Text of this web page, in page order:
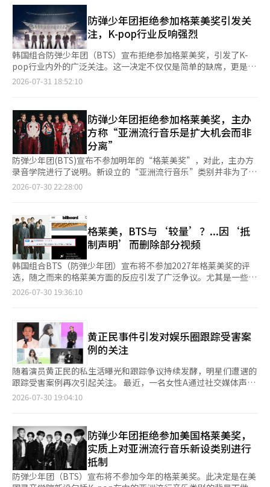
的联合主唱仅约两周。根据2019年5月举行的《BTS世界巡演《爱
自己：说出你的心声》（BTS WORLD TOUR 'LOVE YOURSELF:
SPEAK YOURSELF'）》，这是约7年2个月以来再次在梅特莱夫体
育场演出。 演出早已售罄，吸引了约15.7万名观众到场。两周前，
梅特莱夫体育场被全球足球迷的欢呼声填满，而这次则被防弹少年
团的应援棒“ARMY BOMB”的海洋所渲染。 现场聚集了不同年龄
和国籍的观众。观众们穿着重新诠释的韩服，利用正规第五张专辑
《阿里郎（ARIRANG）》的主色调红色进行时尚搭配，甚至有向
们跟随韩语歌词与防弹少年团互动。尤其是当《阿里郎》中的歌曲
《外星人（Aliens）》的前奏响起时，欢呼声更是高涨，而在主打
歌《游泳（SWIM）》中则出现了大规模的合唱。成员们将麦克风
递给观众，与他们共同感受。 作为此次世界巡演的标志性场景，
韩国民谣《阿里郎》的合唱也随之展开。在演出接近尾声时，观众
们齐声举起花朵形状的标语牌，最后一曲《走向太阳（Into the
Sun）》中，绚丽的烟花点亮了夜空。 防弹少年团表示：“第二次
北美巡演的开端非常好。我们会借助此次演出的力量，努力完成剩
自己。我们绝不会把你们的爱视为理所当然，始终心怀感激与
爱。” 现场有约30家韩国和美国主要媒体到场。美国音乐专业媒
体《公告牌》报道，防弹少年团在两周前参加梅特莱夫体育场的世
界杯决赛中场秀后，通过此次持续约2小时30分钟的《阿里郎》世
界巡演展现了他们的真正实力。美国嘻哈艺术家纳斯也到场观看，
RM在舞台上表示：“能够在我青少年时期的偶像面前演出，真是
一种美妙的感觉。” 与演出相关的城市活动《BTS城市阿里郎 - 纽
约（BTS THE CITY ARIRANG - NEW YORK）》也在进行中。纽约
团相关的特色菜单。 在大中央车站设有T恤DIY区域。前来观看演
出的观众以及经过车站的市民们都参与了这一体验，增添了现场的
氛围。 与此同时，防弹少年团将从东拉瑟福德开始继续他们的北
美巡演。下一场演出将于8月5日至6日在美国福克斯伯勒的吉列体
育场举行。防弹少年团将成为首位在吉列体育场举行单独演出的韩
国歌手。※ 本报道经人工智能（AI）系统翻译与编辑。
防弹少年团拒绝参加格莱美奖引发关
注，K-pop行业反响强烈
韩国组合防弹少年团（BTS）宣布拒绝参加格莱美奖，引发了K-
pop行业内外的广泛关注。这一决定不仅仅是简单的缺席，更是对
全球音乐产业将K-pop单独分类为“地区”和“语言”的惯例提出
参加格莱美。”他们还表示：“希望音乐能够被听到和喜爱，而不
是被地区或语言所区分。”这一决定恰逢格莱美奖宣布从明年开始
设立“最佳亚洲流行音乐表演”类别，该类别将涵盖K-pop、J-
pop、C-pop等亚洲流行音乐。然而，有人指出，将亚洲音乐单独
分类可能会成为进入主要类别的障碍。防弹少年团的声明被解读为
对这一问题的间接回应。他们提到的“地区或语言”，被认为是对
格莱美将亚洲音乐单独归类的方式的质疑。粉丝们也迅速做出了反
应。防弹少年团的第五张专辑《阿里郎（ARIRANG）》中的歌曲
行榜上夺得第一。这首歌表达了作为韩国艺术家在全球舞台上所感
受到的身份认同和抱负，与防弹少年团拒绝参加格莱美的消息相呼
应，吸引了粉丝们的热烈支持。许多知名人士也表达了支持。Epik
High的Tablo支持防弹少年团的决定，Netflix动画电影《K-pop
恶魔猎人》的导演Maggie Kang也在社交媒体上表示了支持。参
与防弹少年团第五张专辑《外星人》和《2.0》制作的美国音乐制
作人Mike Will Made-It也在社交媒体上写道：“BTS ALIENS”，
表示支持。外媒对此决定进行了重要报道。美国《公告牌》和美联
和但明确的批评。主办格莱美奖的录音学院表示尊重防弹少年团的
决定，并解释称亚洲流行音乐类别的设立是为了表彰亚洲流行音乐
的多样性和卓越性。然而，K-pop行业普遍认为，此事不仅是格莱
美扩展影响力的尝试，更是关于全球颁奖典礼如何分类和评估非英
语音乐的争论。防弹少年团与格莱美之间的紧张关系由来已久。从
2021年到2023年，他们连续三年获得格莱美最终提名，挑战K-
pop首次获奖，但最终未能获奖。尽管在全球音乐市场上取得了显
弹少年团对格莱美标准提出质疑的一个重要案例。尤其是防弹少年
团在全球音乐市场中的象征性地位，可能会促使其他K-pop艺术家
和公司在未来对格莱美的参赛策略进行更为谨慎的考量。随着K-
pop不再是特定地区的音乐类型，而是全球流行音乐的重要组成部
分，围绕格莱美设立亚洲流行音乐类别的争论预计将持续一段时
2026-07-31 18:52:10
防弹少年团拒绝参加格莱美奖，主办
方称“亚洲流行音乐是扩大机会而非
分离”
防弹少年团(BTS)宣布不参加明年的“格莱美奖”，对此，主办方
录音学院进行了说明。新设立的“亚洲流行音乐”类别并非为了将
亚洲音乐单独区分，而是为了给更多艺术家提供获奖机会。 据路
乐创作者，我理解并尊重他们的决定。” 梅森CEO还对备受争议
的“最佳亚洲流行音乐表演”类别发表了看法。他表示：“这是为
了突出亚洲流行音乐的多样性和优秀性而新设的类别，并不是为了
将亚洲音乐与其他类别区分开来，而是为了让更多艺术家有机会接
受约15000名格莱美投票人的评估。” 他强调，参赛亚洲流行音乐
作品并不会被排除在格莱美主要奖项的竞争之外。无论是流行、爵
士还是乡村等类别的作品，都可以同时挑战“年度专辑”、“年度
歌曲”、“年度录音”等主要奖项。 此前，BTS在宣布不参加
被地域或语言所区分。” 争议源于录音学院新设的“最佳亚洲流
行音乐表演”类别。针对K-pop、J-pop、C-pop等亚洲流行音乐
设立单独类别，有人批评这是试图将亚洲音乐与现有的格莱美主要
类别分离。 对此，录音学院重申：“新设类别并不限制主要奖项
的参赛资格，而是为了给更多音乐家提供获奖机会，无论地域或语
言。” BTS自2019年首次以颁奖嘉宾身份登上格莱美舞台以来，
自2021年起连续三年获得提名，但尚未获奖。今年的格莱美奖
中，Netflix动画《K-pop Demon Hunters》的《Golden》获得
与编辑。
2026-07-30 22:28:00
格莱美，BTS与‘较量’？...因‘抵
制声明’而删除部分视频
韩国组合BTS（防弹少年团）宣布将不参加2027年格莱美奖的评
选，随之而来的格莱美方面的反应引发了广泛争议。尤其是一些粉
丝表示，在BTS宣布抵制后，格莱美官方YouTube频道上部分BTS
发布了相同内容的声明，明确表示拒绝参加2027年格莱美奖的评
选。 成员们表示：“我们决定今年不参加格莱美奖的评选，希望
音乐不被地域或语言所划分，而是能够被听到和喜爱。感谢一直支
持我们的ARMY和所有人。” 这一决定与美国录音学院新设立
的“最佳亚洲流行音乐表演”奖项的争议密切相关。该奖项将于
2027年格莱美开始实施，针对K-pop、J-pop、C-pop等亚洲流行
音乐，规定了对亚洲语言的有意义使用作为资格要求。 一些粉丝
和网友对此表示批评，认为将像BTS这样具有全球影响力的艺术家
（region）”和“语言（language）”，表达了希望音乐不被出
身地区或使用语言所区分的愿望。 一位国内网友评论
道：“Billboard一直存在种族歧视，这样一来就给了他们一个借
口。”另一位网友则表示：“给亚洲人设立专属奖项，和让他们滚
蛋有什么区别。” 同时，还有网友表示：“白人们真是得意忘
形”，“无论是喜欢还是不喜欢BTS，这种情况本身就很可笑，最
2026-07-30 19:36:10
黄正民事件引发对娱乐圈跟踪受害案
例的关注
随着演员黄正民的私生活曝光和跟踪争议持续发酵，明星们遭遇的
跟踪受害案例再次引起关注。 最近，一名女性A通过社交媒体声称
与黄正民有私密关系，并公开了相关信息和录音。对此，黄正民所
刑事诉讼，法院已对A发布了三次禁止接触等临时措施。A因跟踪
罪于今年2月被判处300万韩元的罚款。A对此不服，已申请正式审
判，并声称“正在争辩多个案件”，否认跟踪指控。 A还对黄正民
提起了约2000万韩元的损害赔偿诉讼，声称黄正民在私人关系的
基础上提出了商业和小说创作的建议，但单方面终止了关系。 围
2026-07-30 19:04:10
防弹少年团拒绝参加美国格莱美奖，
实质上对亚洲流行音乐新设类别进行
抵制
防弹少年团（BTS）宣布将不参加今年的格莱美奖。此决定是在美